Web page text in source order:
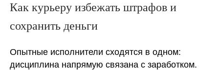
Как курьеру избежать штрафов и
сохранить деньги
Опытные исполнители сходятся в одном:
дисциплина напрямую связана с заработком.